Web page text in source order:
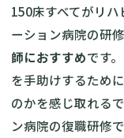
150床すべてがリ
ーション病院の研修
師におすすめです
を手助けするため
のかを感じ取れる
ン病院の復職研修で